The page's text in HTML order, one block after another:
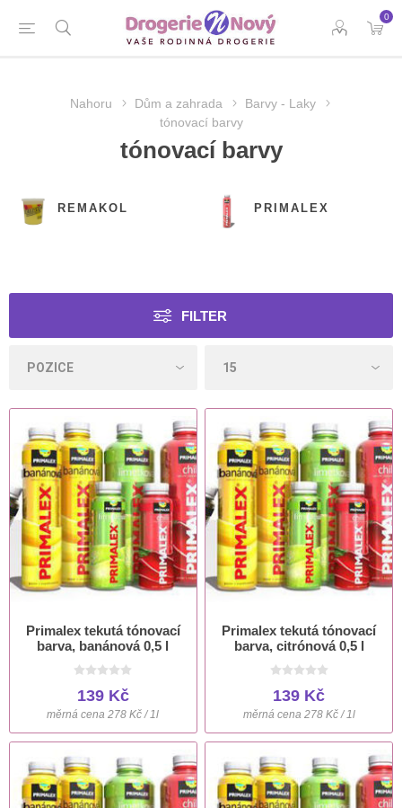
0
Nahoru Dům a zahrada
Barvy - Laky
tónovací barvy
tónovací barvy
REMAKOL PRIMALEX
FILTER
Primalex tekutá tónovací
barva, banánová 0,5 l
139 Kč
měrná cena 278 Kč / 1l
Primalex tekutá tónovací
barva, citrónová 0,5 l
139 Kč
měrná cena 278 Kč / 1l